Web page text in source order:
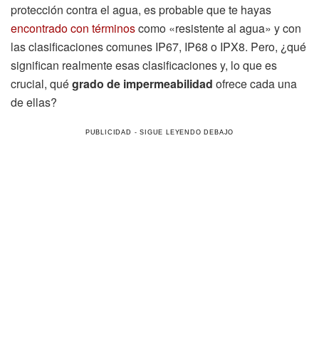
protección contra el agua, es probable que te hayas
encontrado con términoscomo «resistente al agua» y con
las clasificaciones comunes IP67, IP68 o IPX8. Pero, ¿qué
significan realmente esas clasificaciones y, lo que es
crucial, quégrado de impermeabilidad ofrece cada una
de ellas?